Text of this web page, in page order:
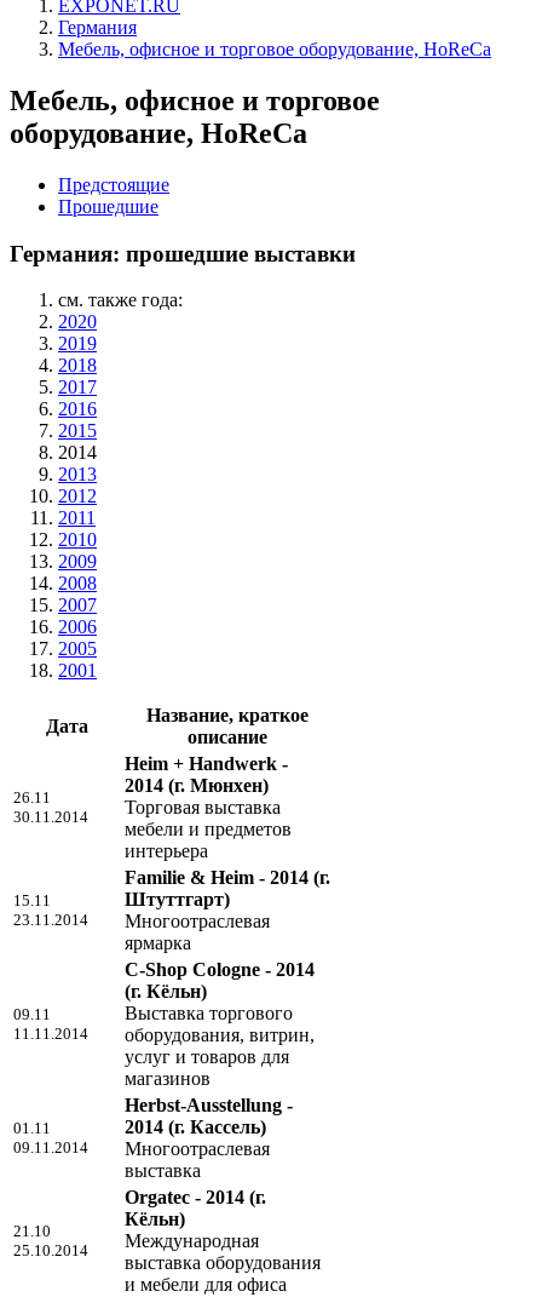
EXPONET.RU
Германия
Мебель, офисное и торговое оборудование, HoReCa
Мебель, офисное и торговое
оборудование, HoReCa
Предстоящие
Прошедшие
Германия: прошедшие выставки
см. также года:
2020
2019
2018
2017
2016
2015
2014
2013
2012
2011
2010
2009
2008
2007
2006
2005
2001
Дата
Название, краткое
описание
26.11
30.11.2014
Heim + Handwerk -
2014 (г. Мюнхен)
Торговая выставка
мебели и предметов
интерьера
15.11
23.11.2014
Familie & Heim - 2014 (г.
Штуттгарт)
Многоотраслевая
ярмарка
09.11
11.11.2014
C-Shop Cologne - 2014
(г. Кёльн)
Выставка торгового
оборудования, витрин,
услуг и товаров для
магазинов
01.11
09.11.2014
Herbst-Ausstellung -
2014 (г. Кассель)
Многоотраслевая
выставка
21.10
25.10.2014
Orgatec - 2014 (г.
Кёльн)
Международная
выставка оборудования
и мебели для офиса